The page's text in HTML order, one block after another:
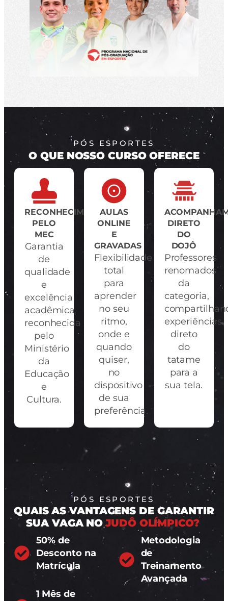
PÓS ESPORTES
O QUE NOSSO CURSO OFERECE
RECONHECIMENTO
PELO
MEC
Garantia
de
qualidade
e
excelência
acadêmica,
reconhecida
pelo
Ministério
da
Educação
e
Cultura.
AULAS
ONLINE
E
GRAVADAS
Flexibilidade
total
para
aprender
no seu
ritmo,
onde e
quando
quiser,
no
dispositivo
de sua
preferência.
DIRETO
DO
DOJÔ
Professores
renomados
da
categoria,
experiências
direto
do
tatame
para a
sua tela.
PÓS ESPORTES
QUAIS AS VANTAGENS DE GARANTIR
SUA VAGA NO JUDÔ OLÍMPICO?
50% de
Desconto na
Matrícula
1 Mês de
Metodologia
de
Treinamento
Avançada